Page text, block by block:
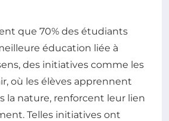
que 70% des étudiants
éducation liée à
des initiatives comme les
où les élèves apprennent
la nature, renforcent leur lien
Telles initiatives ont